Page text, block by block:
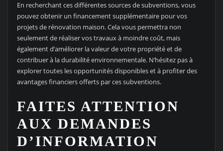
En recherchant ces différentes sources de subventions, vous
pouvez obtenir un financement supplémentaire pour vos
projets de rénovation maison. Cela vous permettra non
seulement de réaliser vos travaux à moindre coût, mais
également d’améliorer la valeur de votre propriété et de
contribuer à la durabilité environnementale. N’hésitez pas à
explorer toutes les opportunités disponibles et à profiter des
avantages financiers offerts par ces subventions.
FAITES ATTENTION
AUX DEMANDES
D’INFORMATION